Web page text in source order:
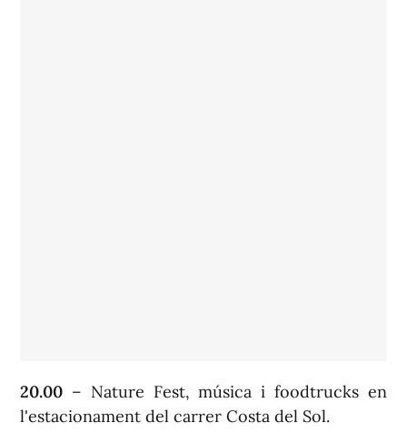
20.00 – Nature Fest, música i foodtrucks en
l'estacionament del carrer Costa del Sol.